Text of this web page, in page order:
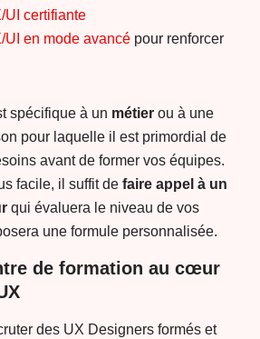
UI certifiante
UI en mode avancé pour renforcer
spécifique à un métier ou à une
pour laquelle il est primordial de
avant de former vos équipes.
facile, il suffit de faire appel à un
qui évaluera le niveau de vos
une formule personnalisée.
de formation au cœur
des UX Designers formés et